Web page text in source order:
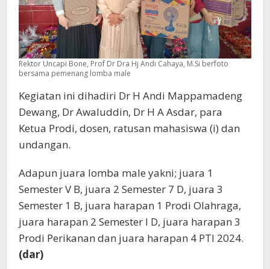
Rektor Uncapi Bone, Prof Dr Dra Hj Andi Cahaya, M.Si berfoto
bersama pemenang lomba male
Kegiatan ini dihadiri Dr H Andi Mappamadeng
Dewang, Dr Awaluddin, Dr H A Asdar, para
Ketua Prodi, dosen, ratusan mahasiswa (i) dan
undangan.
Adapun juara lomba male yakni; juara 1
Semester V B, juara 2 Semester 7 D, juara 3
Semester 1 B, juara harapan 1 Prodi Olahraga,
juara harapan 2 Semester I D, juara harapan 3
Prodi Perikanan dan juara harapan 4 PTI 2024.
(dar)